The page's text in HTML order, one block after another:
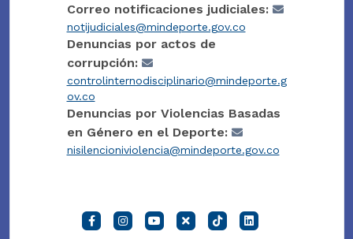
Correo notificaciones judiciales:
notijudiciales@mindeporte.gov.co
Denuncias por actos de
corrupción:
controlinternodisciplinario@mindeporte.g
ov.co
Denuncias por Violencias Basadas
en Género en el Deporte:
nisilencioniviolencia@mindeporte.gov.co